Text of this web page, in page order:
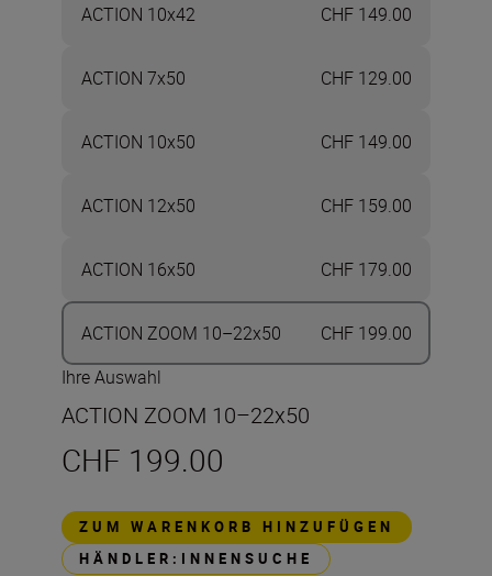
ACTION 10x42 CHF 149.00
ACTION 7x50 CHF 129.00
ACTION 10x50 CHF 149.00
ACTION 12x50 CHF 159.00
ACTION 16x50 CHF 179.00
ACTION ZOOM 10–22x50
CHF 199.00
Ihre Auswahl
ACTION ZOOM 10–22x50
CHF 199.00
ZUM WARENKORB HINZUFÜGEN
HÄNDLER:INNENSUCHE